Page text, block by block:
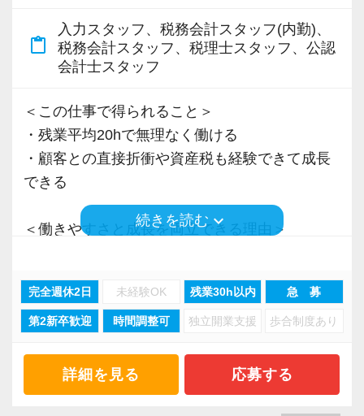
☆ぜひ事務所の雰囲気を御覧ください！☆
プロフェッショナルとしての仕事へのコミッ
ト・責任感を大前提として、同時にワークライ
フバランスも重視し、日々の業務量に配慮して
スタッフ全員に、仕事のやりがいと勉強、プラ
イベート等の健全な両立を目指してほしいと思
います。
【求む！協調して行動できる自律的なプロフェ
ッショナル！】
けではなく、論理的思考力、コミュニケーショ
ン能力、主体性、協働性を持ちながら仕事をす
ることが必須です。
当社では、経験者の方には裁量権を大きく与え
ていますので、専門性と経験を最大限に発揮し
のお客様も約7割がクラウドを利用しています。
クラウド会計ソフトfreeeの5つ星認定アドバイ
ザーでもあり、スタッフにはアドバイザー資格
「会計freee エキスパート」「会計freee 上級エ
キスパート」の取得を推奨（受験費用は事務所
負担）。
現在いるスタッフは全員「会計freee エキスパー
ト」を取得しています。
当社ではチーム制を取っており、コミュニケー
ション重視。
スタッフ同士で情報共有・進捗管理しながら案
件にあたるスタイルです。
グループチャットでチームメンバーの動きや情
content_paste
入力スタッフ、税務会計スタッフ(内勤)、
税務会計スタッフ、税理士スタッフ、公認
会計士スタッフ
＜この仕事で得られること＞
・残業平均20hで無理なく働ける
・顧客との直接折衝や資産税も経験できて成長
できる
＜働きやすさと成長を両立できる理由＞
・顧客対応や提案業務に集中可能
・資産税や相続など専門性の高い案件あり
・経験値が自然と積み上がる環境
続きを読むkeyboard_arrow_down
完全週休2日 未経験OK 残業30h以内 急 募
第2新卒歓迎 時間調整可 独立開業支援 歩合制度あり
詳細を見る 応募する